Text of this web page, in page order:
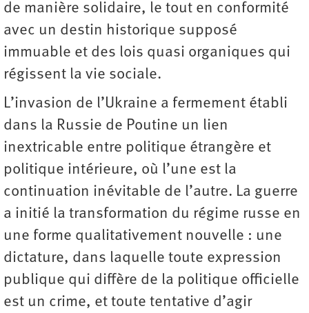
de manière solidaire, le tout en conformité
avec un destin historique supposé
immuable et des lois quasi organiques qui
régissent la vie sociale.
L’invasion de l’Ukraine a fermement établi
dans la Russie de Poutine un lien
inextricable entre politique étrangère et
politique intérieure, où l’une est la
continuation inévitable de l’autre. La guerre
a initié la transformation du régime russe en
une forme qualitativement nouvelle : une
dictature, dans laquelle toute expression
publique qui diffère de la politique officielle
est un crime, et toute tentative d’agir